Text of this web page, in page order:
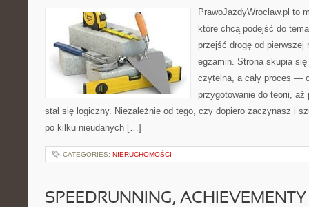
PrawoJazdyWroclaw.pl to
które chcą podejść do
przejść drogę od
egzamin. Strona skupia
czytelna, a cały proces —
przygotowanie do teorii,
stał się logiczny. Niezależnie od tego, czy dopiero zaczynasz i
po kilku nieudanych […]
CATEGORIES: NIERUCHOMOŚCI
SPEEDRUNNING,